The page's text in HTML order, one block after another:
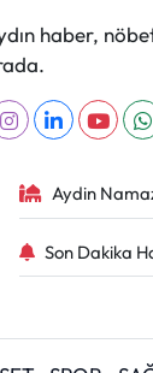
haber,
Aydin
Son Dakika